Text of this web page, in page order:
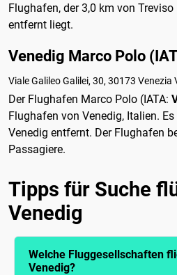
Flughafen, der 3,0 km von
entfernt liegt.
Venedig Marco Polo
Viale Galileo Galilei, 30, 30173 Venezia
Der Flughafen Marco Polo (IATA:
Flughafen von Venedig, Italien.
Venedig entfernt. Der Flughafen
Passagiere.
Tipps für Suche
Venedig
Welche Fluggesellschaften
Venedig?